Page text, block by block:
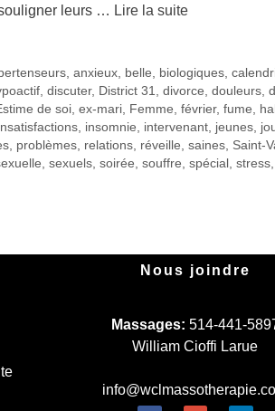
leurs … Lire la suite
,anxieux, belle, biologiques,
, discuter, District 31, divorce, douleurs,
de soi, ex-mari, Femme, février, fume,
, insomnie, intervenant, jeunes,
, problèmes, relations, réveille, saines, Saint-
, sexuels, soirée, souffre, spécial , stress,
Nous joindre
Massages: 514-441-
William Cioffi Larue